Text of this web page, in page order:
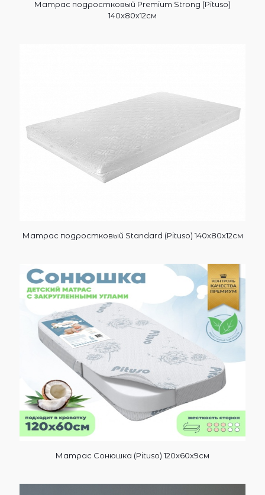
Матрас подростковый Premium Strong (Pituso)
140х80х12см
Матрас подростковый Standard (Pituso) 140х80х12см
Матрас Сонюшка (Pituso) 120х60х9см